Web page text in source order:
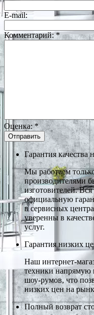
E-mail:
Комментарий:*
Оценка:*
Гарантия качества
Мы работаем
производителями
изготовителей.
официальную
в сервисных
уверенны в
услуг.
Гарантия низких
Наш интернет-
техники напрямую
шоу-румов, что
низких цен на
Полный возврат